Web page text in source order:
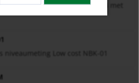
niveaumeting NBK-03...NBK-33 met
niveaumeting Low cost NBK-01